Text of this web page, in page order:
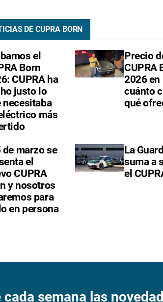
DE CUPRA BORN
el
Born
CUPRA ha
justo lo
necesitaba
más
Precio
CUPRA
2026 en
cuánto
qué
de marzo se
el
CUPRA
y nosotros
para
en persona
La
suma a
el
cada semana las